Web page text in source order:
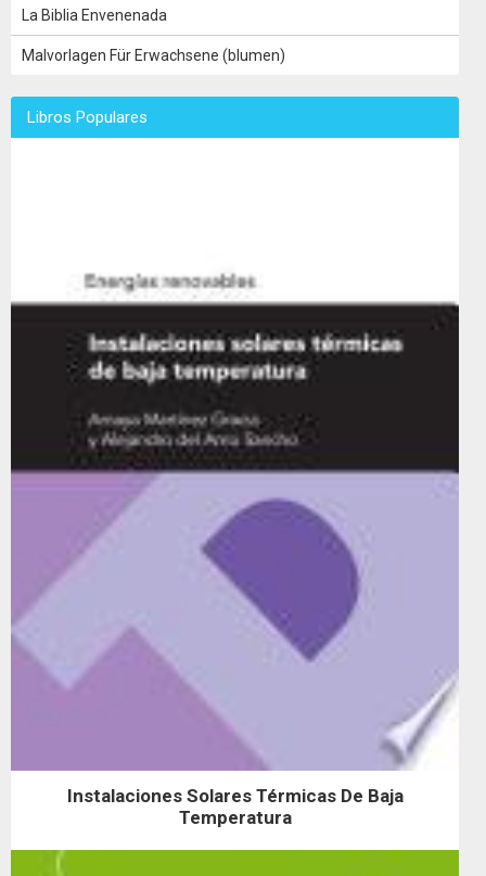
La Biblia Envenenada
Malvorlagen Für Erwachsene (blumen)
Libros Populares
Instalaciones Solares Térmicas De Baja
Temperatura